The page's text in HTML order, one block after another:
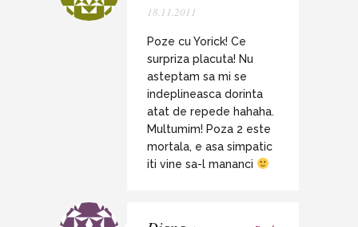
18.11.2011
Poze cu Yorick! Ce
surpriza placuta! Nu
asteptam sa mi se
indeplineasca dorinta
atat de repede hahaha.
Multumim! Poza 2 este
mortala, e asa simpatic
iti vine sa-l mananci